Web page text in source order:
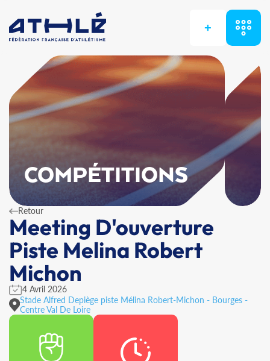
+
COMPÉTITIONS
Retour
Meeting D'ouverture
Piste Melina Robert
Michon
4 Avril 2026
Stade Alfred Depiège piste Mélina Robert-Michon - Bourges -
Centre Val De Loire